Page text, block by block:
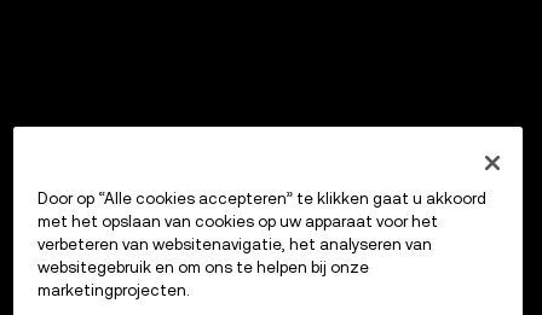
Door op “Alle cookies accepteren” te klikken gaat u akkoord
met het opslaan van cookies op uw apparaat voor het
verbeteren van websitenavigatie, het analyseren van
websitegebruik en om ons te helpen bij onze
marketingprojecten.